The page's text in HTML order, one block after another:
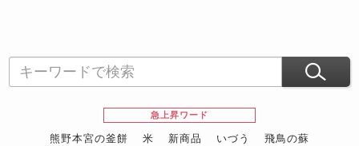
急上昇ワード
熊野本宮の釜餅 米 新商品 いづう
飛鳥の蘇